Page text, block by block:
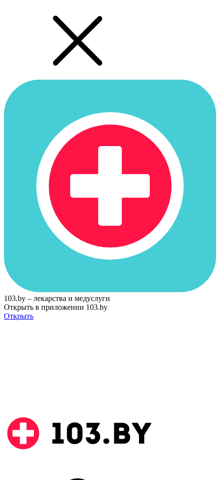
103.by – лекарства и медуслуги
Открыть в приложении 103.by
Открыть